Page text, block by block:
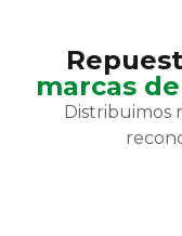
marcas
Distribuimos